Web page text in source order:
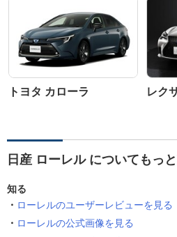
トヨタ カローラ レク
日産 ローレル についてもっ
知る
ローレルのユーザーレビューを見る
ローレルの公式画像を見る